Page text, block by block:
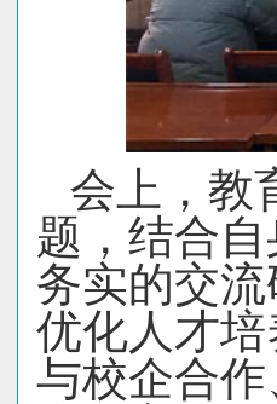
会上， 教
题，结合
务实的交
优化人才
与校企合